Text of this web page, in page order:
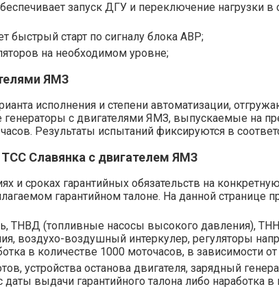
запуск ДГУ и переключение нагрузки
быстрый старт по сигналу блока АВР;
на необходимом уровне;
ЯМЗ
исполнения и степени автоматизации,
с двигателями ЯМЗ, выпускаемые на
Результаты испытаний фиксируются в
Славянка с двигателем ЯМЗ
и сроках гарантийных обязательств на
гарантийном талоне. На данной странице
ТНВД (топливные насосы высокого давления),
воздухо-воздушный интеркулер, регуляторы
в количестве 1000 моточасов, в зависимости от
устройства останова двигателя, зарядный
выдачи гарантийного талона либо наработка